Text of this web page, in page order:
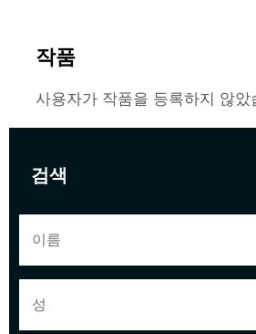
검색
작품
사용자가 작품을 등록하지 않았